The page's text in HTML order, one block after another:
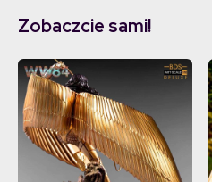
Zobaczcie sami!